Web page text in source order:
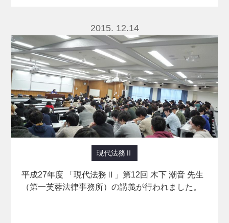
2015. 12.14
現代法務Ⅱ
平成27年度 「現代法務Ⅱ」第12回 木下 潮音 先生
（第一芙蓉法律事務所）の講義が行われました。